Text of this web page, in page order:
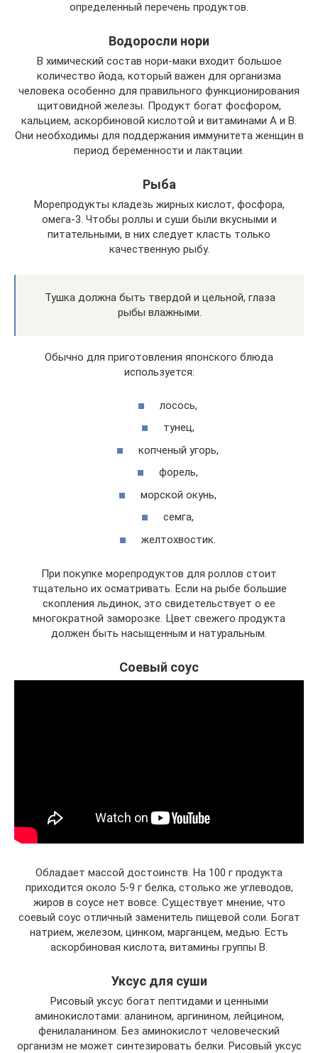
определенный перечень продуктов.
Водоросли нори
В химический состав нори-маки входит большое
количество йода, который важен для организма
человека особенно для правильного функционирования
щитовидной железы. Продукт богат фосфором,
кальцием, аскорбиновой кислотой и витаминами A и B.
Они необходимы для поддержания иммунитета женщин в
период беременности и лактации.
Рыба
Морепродукты кладезь жирных кислот, фосфора,
омега-3. Чтобы роллы и суши были вкусными и
питательными, в них следует класть только
качественную рыбу.
Тушка должна быть твердой и цельной, глаза
рыбы влажными.
Обычно для приготовления японского блюда
используется:
лосось,
тунец,
копченый угорь,
форель,
морской окунь,
семга,
желтохвостик.
При покупке морепродуктов для роллов стоит
тщательно их осматривать. Если на рыбе большие
скопления льдинок, это свидетельствует о ее
многократной заморозке. Цвет свежего продукта
должен быть насыщенным и натуральным.
Соевый соус
Обладает массой достоинств. На 100 г продукта
приходится около 5-9 г белка, столько же углеводов,
жиров в соусе нет вовсе. Существует мнение, что
соевый соус отличный заменитель пищевой соли. Богат
натрием, железом, цинком, марганцем, медью. Есть
аскорбиновая кислота, витамины группы B.
Уксус для суши
Рисовый уксус богат пептидами и ценными
аминокислотами: аланином, аргинином, лейцином,
фенилаланином. Без аминокислот человеческий
организм не может синтезировать белки. Рисовый уксус